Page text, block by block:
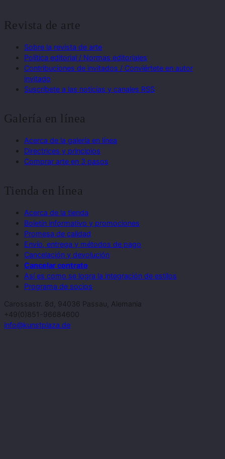
Revista de arte
Sobre la revista de arte
Política editorial / Normas editoriales
Contribuciones de invitados / Conviértete en autor
invitado
Suscríbete a las noticias y canales RSS
Galería en línea
Acerca de la galería en línea
Directrices y principios
Comprar arte en 3 pasos
Tienda en línea
Acerca de la tienda
Boletín informativo y promociones
Promesa de calidad
Envío, entrega y métodos de pago
Cancelación y devolución
Cancelar contrato
Así es como se logra la integración de estilos
Programa de socios
Carossastr. 8d, 94036 Passau, Alemania
+49(0)851-96684600
info@kunstplaza.de